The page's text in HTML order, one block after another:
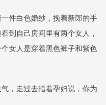
件白色婚纱，挽着新郎的手
到自己房间里有两个女人，
女人是穿着黑色裤子和紫色
，走过去指着孕妇说，你为